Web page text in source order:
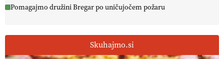
Pomagajmo družini Bregar po uničujočem požaru
Skuhajmo.si